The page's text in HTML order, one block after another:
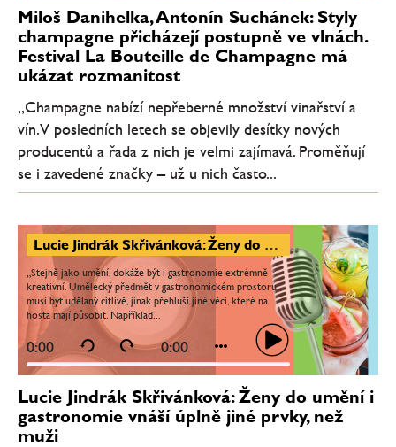
Miloš Danihelka, Antonín Suchánek: Styly
champagne přicházejí postupně ve vlnách.
Festival La Bouteille de Champagne má
ukázat rozmanitost
„Champagne nabízí nepřeberné množství vinařství a
vín. V posledních letech se objevily desítky nových
producentů a řada z nich je velmi zajímavá. Proměňují
se i zavedené značky – už u nich často...
Lucie Jindrák Skřivánková: Ženy do umění i gastronomie vnáší úplně jiné prvky, než muži
„Stejně jako umění, dokáže být i gastronomie extrémně
kreativní. Umělecký předmět v gastronomickém prostoru
musí být udělaný citlivě, jinak přehluší jiné věci, které na
hosta mají působit. Například...
0:00 0:00
Lucie Jindrák Skřivánková: Ženy do umění i
gastronomie vnáší úplně jiné prvky, než
muži